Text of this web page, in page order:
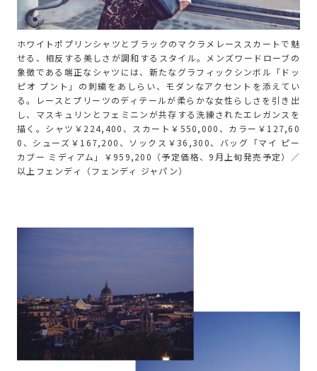
ホワイトポプリンシャツとブラックのマクラメレーススカートで魅
せる、相反する美しさが調和するスタイル。メンズワードローブの
象徴である端正なシャツには、新たなグラフィックシンボル「ドッ
ピオ プント」の刺繍をあしらい、モダンなアクセントを添えてい
る。レースとプリーツのディテールが柔らかな女性らしさを引き出
し、マスキュリンとフェミニンが共存する洗練されたエレガンスを
描く。シャツ￥224,400、スカート￥550,000、カラー￥127,60
0、シューズ￥167,200、ソックス￥36,300、バッグ「マイ ピー
カブー ミディアム」￥959,200（予定価格、9月上旬発売予定）／
以上フェンディ（フェンディ ジャパン）